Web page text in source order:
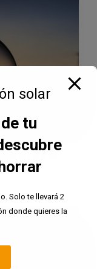
al 21%
solar
tu
Solo te llevará 2
donde quieres la